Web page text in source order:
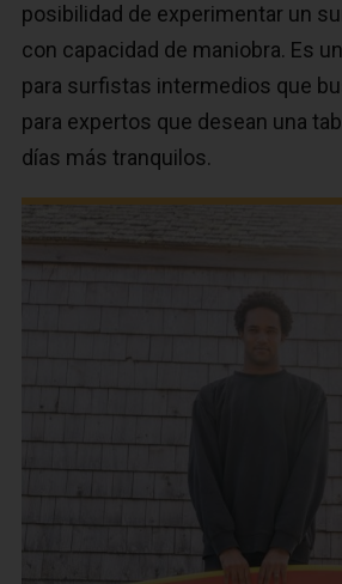
posibilidad de experimentar un
con capacidad de maniobra. Es
para surfistas intermedios que
para expertos que desean una
días más tranquilos.